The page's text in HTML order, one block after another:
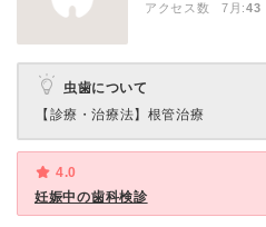
アクセス数 7月:43
虫歯について
【診療・治療法】 根管治療
4.0
妊娠中の歯科検診